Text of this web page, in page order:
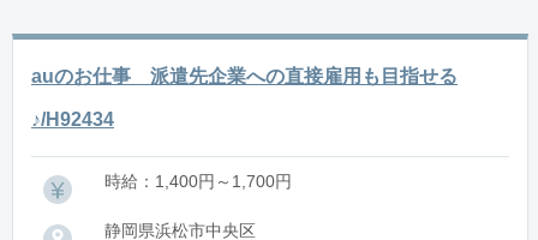
auのお仕事 派遣先企業への直接雇用も目指せる
♪/H92434
時給：1,400円～1,700円
静岡県浜松市中央区